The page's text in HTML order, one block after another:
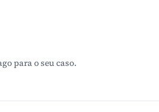
para o seu caso.